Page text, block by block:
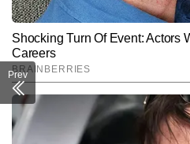
Prev